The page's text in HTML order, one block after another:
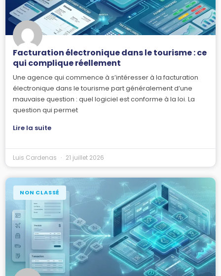
Facturation électronique dans le tourisme : ce
qui complique réellement
Une agence qui commence à s’intéresser à la facturation
électronique dans le tourisme part généralement d’une
mauvaise question : quel logiciel est conforme à la loi. La
question qui permet
Lire la suite
Luis Cardenas 21 juillet 2026
NON CLASSÉ